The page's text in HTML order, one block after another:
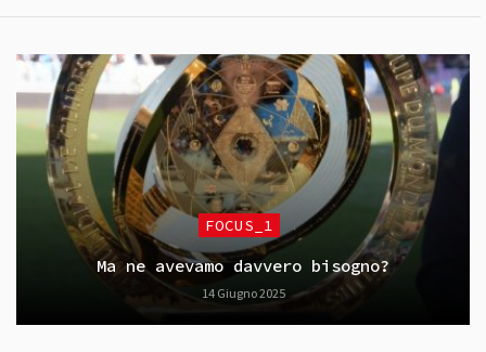
FOCUS_1
Ma ne avevamo davvero bisogno?
14 Giugno 2025